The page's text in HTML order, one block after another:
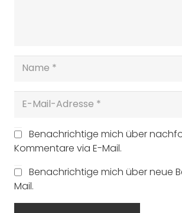
Benachrichtige mich über
Kommentare via E-Mail.
Benachrichtige mich über neue
Mail.